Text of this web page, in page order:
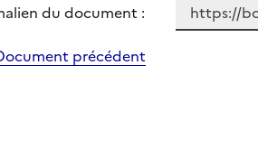
du document :
précédent